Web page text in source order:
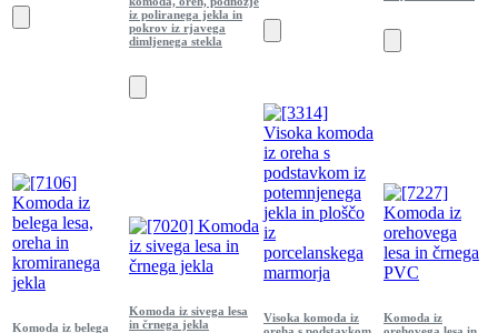
iz poliranega jekla in
pokrov iz rjavega
dimljenega stekla
Komoda iz belega
Komoda iz sivega lesa
in črnega jekla
Visoka komoda iz
Komoda iz